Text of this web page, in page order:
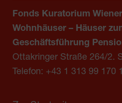
Fonds Kuratorium
Wohnhäuser – Häuser
Geschäftsführung
Ottakringer Straße 264/2.
Telefon: +43 1 313 99 170